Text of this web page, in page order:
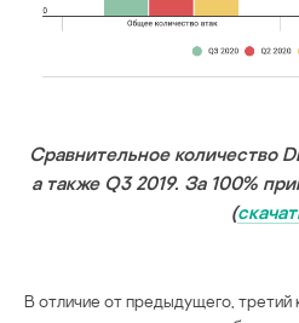
Сравнительное количество
а также Q3 2019. За 100%
(
В отличие от предыдущего, третий